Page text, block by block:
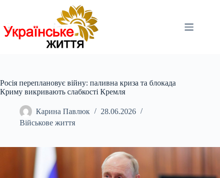
Росія переплановує війну: паливна криза та блокада
Криму викривають слабкості Кремля
Карина Павлюк
28.06.2026
Військове життя